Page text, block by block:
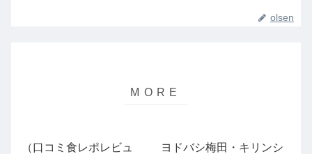
olsen
（口コミ食レポレビュ
ヨドバシ梅田・キリンシ